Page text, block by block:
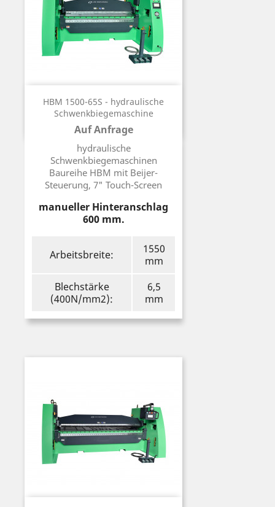
HBM 1500-65S - hydraulische
Schwenkbiegemaschine
Auf Anfrage
Preis
hydraulische
Schwenkbiegemaschinen
Baureihe HBM mit Beijer-
Steuerung, 7" Touch-Screen
manueller Hinteranschlag
600 mm.
Arbeitsbreite:
1550
mm
Blechstärke
(400N/mm2):
6,5
mm